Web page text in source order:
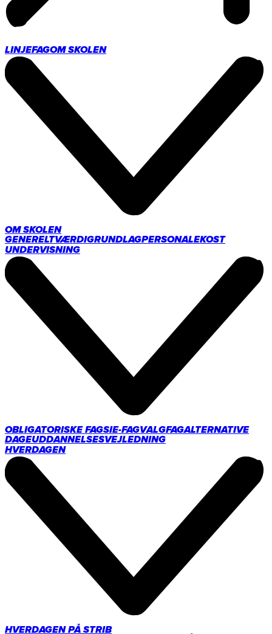
LINJEFAGOM SKOLEN
OM SKOLEN
GENERELTVÆRDIGRUNDLAGPERSONALEKOST
UNDERVISNING
OBLIGATORISKE FAGSIE-FAGVALGFAGALTERNATIVE
DAGEUDDANNELSESVEJLEDNING
HVERDAGEN
HVERDAGEN PÅ STRIB